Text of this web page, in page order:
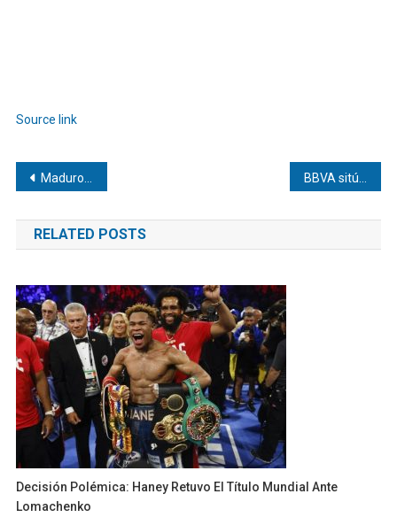
Source link
Navegación
de
entradas
Maduro pide sabiduría y humildad en nuevo mensaje por la paz y la unión de Venezuela BBVA sitúa la sostenibilidad como eje de competitividad y supervivencia empresarial
RELATED POSTS
Decisión Polémica: Haney Retuvo El Título Mundial Ante
Lomachenko